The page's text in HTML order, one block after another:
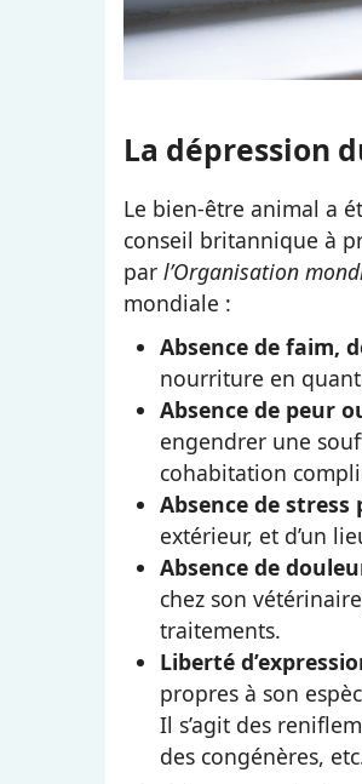
La dépression
Le bien-être animal a
conseil britannique à
par l’Organisation
mondiale :
Absence de faim,
nourriture en
Absence de peur
engendrer une
cohabitation
Absence de
extérieur, et d’un
Absence de
chez son
traitements.
Liberté
propres à son
Il s’agit des
des congénères,